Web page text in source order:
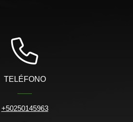
TELÉFONO
+50250145963